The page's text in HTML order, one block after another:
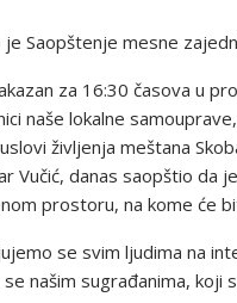
je Saopštenje mesne
za 16:30 časova u
naše lokalne
življenja meštana
danas saopštio da
prostoru, na kome će
se svim ljudima na
našim sugrađanima, koji